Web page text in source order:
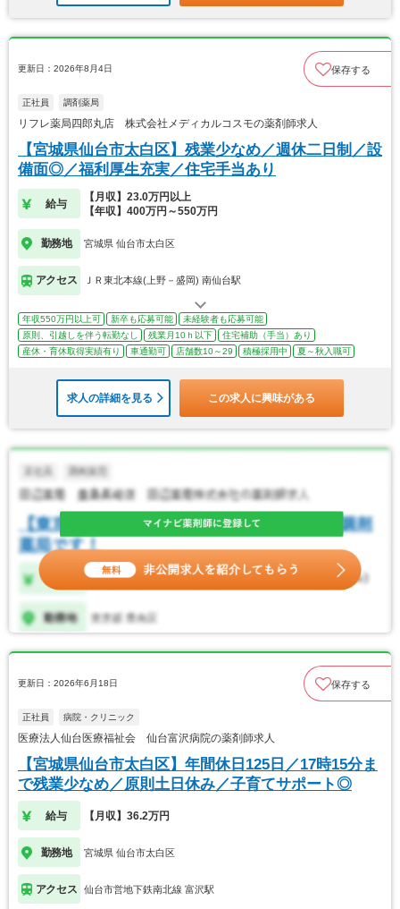
更新日：2026年8月4日 保存する
正社員 調剤薬局
リフレ薬局四郎丸店 株式会社メディカルコスモの薬剤師求人
【宮城県仙台市太白区】残業少なめ／週休二日制／設
備面◎／福利厚生充実／住宅手当あり
給与
【月収】23.0万円以上
【年収】400万円～550万円
勤務地 宮城県 仙台市太白区
アクセス ＪＲ東北本線(上野－盛岡) 南仙台駅
年収550万円以上可 新卒も応募可能
未経験者も応募可能
原則、引越しを伴う転勤なし
残業月10ｈ以下
住宅補助（手当）あり
産休・育休取得実績有り
車通勤可 店舗数10～29 積極採用中 夏～秋入職可
求人の詳細を見る この求人に興味がある
更新日：2026年6月18日 保存する
正社員 病院・クリニック
医療法人仙台医療福祉会 仙台富沢病院の薬剤師求人
【宮城県仙台市太白区】年間休日125日／17時15分ま
で残業少なめ／原則土日休み／子育てサポート◎
給与 【月収】36.2万円
勤務地 宮城県 仙台市太白区
アクセス 仙台市営地下鉄南北線 富沢駅